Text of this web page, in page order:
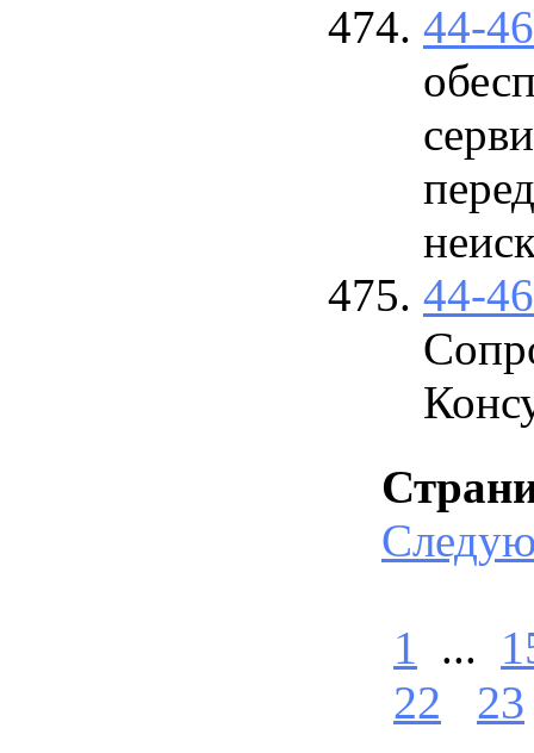
44-
44-
1 ...
22
23